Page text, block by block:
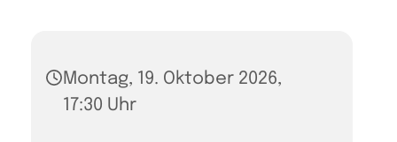
Montag, 19. Oktober 2026,
17:30 Uhr